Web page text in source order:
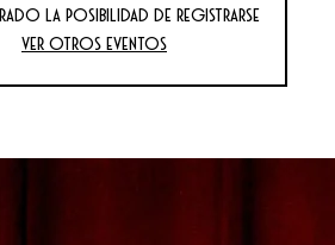
la posibilidad de registrarse
Ver otros eventos